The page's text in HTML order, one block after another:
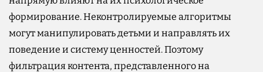
формирование. Неконтролируемые алгоритмы
могут манипулировать детьми и направлять их
поведение и систему ценностей. Поэтому
фильтрация контента, представленного на